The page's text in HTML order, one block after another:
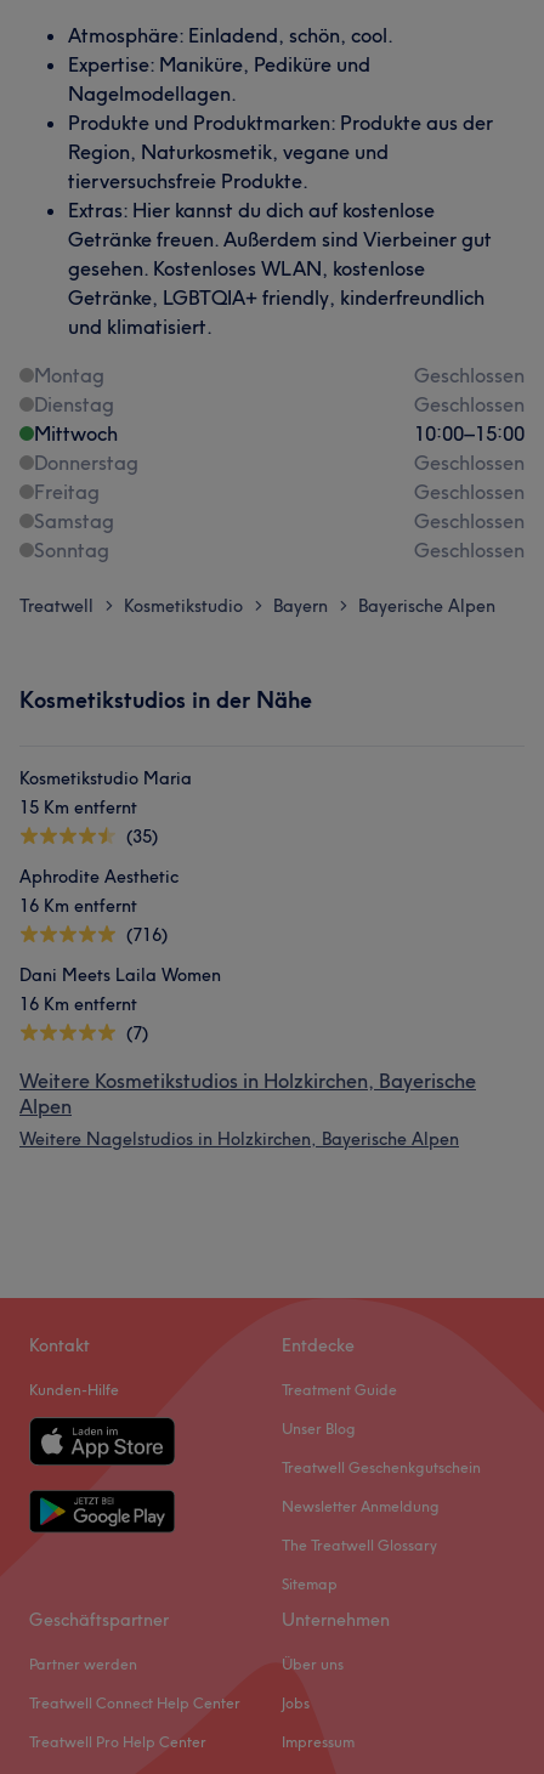
Atmosphäre: Einladend, schön, cool.
Expertise: Maniküre, Pediküre und
Nagelmodellagen.
Produkte und Produktmarken: Produkte aus der
Region, Naturkosmetik, vegane und
tierversuchsfreie Produkte.
Extras: Hier kannst du dich auf kostenlose
Getränke freuen. Außerdem sind Vierbeiner gut
gesehen. Kostenloses WLAN, kostenlose
Getränke, LGBTQIA+ friendly, kinderfreundlich
und klimatisiert.
Montag
Geschlossen
Dienstag
Geschlossen
Mittwoch
10:00–15:00
Donnerstag
Geschlossen
Freitag
Geschlossen
Samstag
Geschlossen
Sonntag
Geschlossen
Treatwell > Kosmetikstudio > Bayern > Bayerische Alpen
Kosmetikstudios in der Nähe
Kosmetikstudio Maria
15 Km entfernt
(35)
Aphrodite Aesthetic
16 Km entfernt
(716)
Dani Meets Laila Women
16 Km entfernt
(7)
Weitere Kosmetikstudios in Holzkirchen, Bayerische
Alpen
Weitere Nagelstudios in Holzkirchen, Bayerische Alpen
Kontakt
Kunden-Hilfe
Entdecke
Treatment Guide
Unser Blog
Treatwell Geschenkgutschein
Newsletter Anmeldung
The Treatwell Glossary
Sitemap
Geschäftspartner
Partner werden
Treatwell Connect Help Center
Treatwell Pro Help Center
Unternehmen
Über uns
Jobs
Impressum